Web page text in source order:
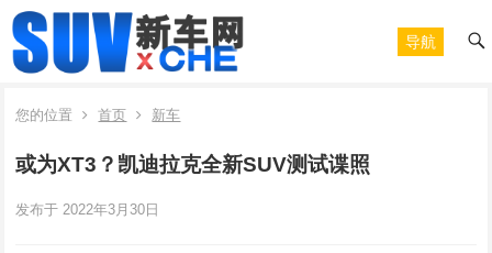
导航
您的位置 首页 新车
或为XT3？凯迪拉克全新SUV测试谍照
发布于 2022年3月30日